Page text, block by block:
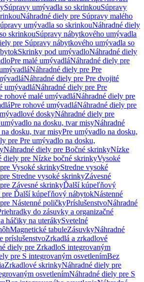
Súpravy umývadla so skrinkouSúpravy
Náhradné diely pre Súpravy malého
umývadla so skrinkouNáhradné diely
skrinkouSúpravy nábytkového umývadla
pre Súpravy nábytkového umývadla so
Skrinky pod umývadloNáhradné diely
Pre malé umývadláNáhradné diely pre
Náhradné diely pre Pre
Náhradné diely pre Pre dvojité
umývadláNáhradné diely pre Pre
rohové malé umývadláNáhradné diely pre
Pre rohové umývadláNáhradné diely pre
doskyNáhradné diely pre
na dosku, tvar misyNáhradné
dosku, tvar misyPre umývadlo na dosku,
pre Pre umývadlo na dosku,
Náhradné diely pre Bočné skrinkyNízke
diely pre Nízke bočné skrinkyVysoké
Vysoké skrinkyStredne vysoké
Stredne vysoké skrinkyZávesné
Závesné skrinkyĎalší kúpeľňový
pre Ďalší kúpeľňový nábytokNástenné
Nástenné poličkyPríslušenstvoNáhradné
do zásuvky a organizačné
háčiky na uterákySvetelné
Magnetické tabuleZásuvkyNáhradné
príslušenstvoZrkadlá a zrkadlové
diely pre ZrkadloS integrovaným
pre S integrovaným osvetlenímBez
Zrkadlové skrinkyNáhradné diely pre
osvetlenímNáhradné diely pre S